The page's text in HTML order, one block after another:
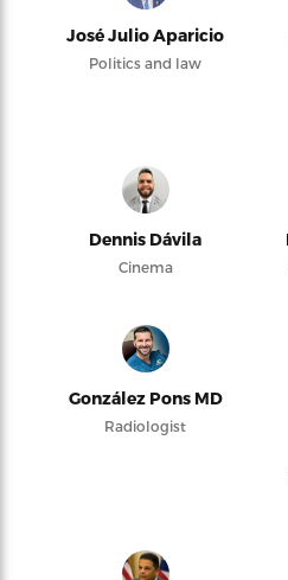
José Julio Aparicio
Politics and law
Dennis Dávila
Cinema
González Pons MD
Radiologist